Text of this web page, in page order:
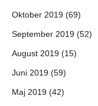
Oktober 2019 (69)
September 2019 (52)
August 2019 (15)
Juni 2019 (59)
Maj 2019 (42)